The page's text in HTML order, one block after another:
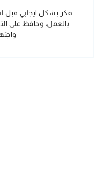
فكر بشكل ايجابي قبل
بالعمل، وحافظ على